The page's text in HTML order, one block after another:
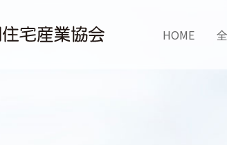
HOME